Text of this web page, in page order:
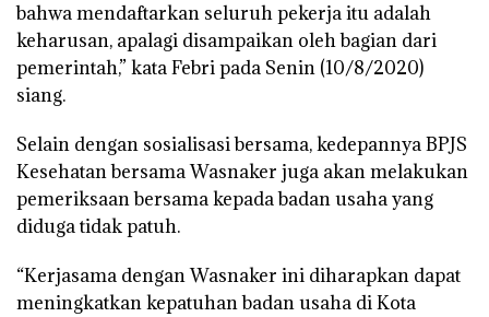
bahwa mendaftarkan seluruh pekerja itu adalah
keharusan, apalagi disampaikan oleh bagian dari
pemerintah,” kata Febri pada Senin (10/8/2020)
siang.
Selain dengan sosialisasi bersama, kedepannya BPJS
Kesehatan bersama Wasnaker juga akan melakukan
pemeriksaan bersama kepada badan usaha yang
diduga tidak patuh.
“Kerjasama dengan Wasnaker ini diharapkan dapat
meningkatkan kepatuhan badan usaha di Kota